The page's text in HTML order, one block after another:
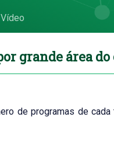
Vídeo
grande área
de programas de